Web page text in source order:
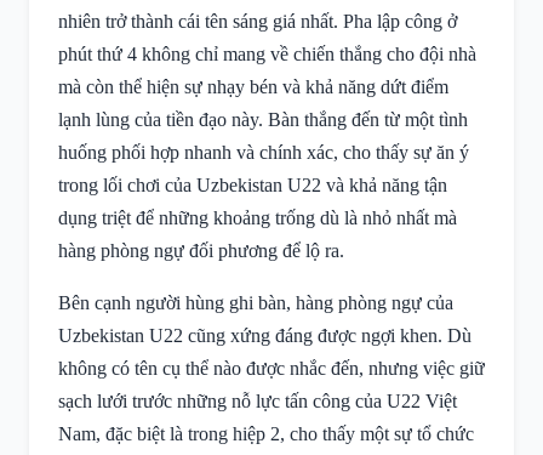
nhiên trở thành cái tên sáng giá nhất. Pha lập công ở
phút thứ 4 không chỉ mang về chiến thắng cho đội nhà
mà còn thể hiện sự nhạy bén và khả năng dứt điểm
lạnh lùng của tiền đạo này. Bàn thắng đến từ một tình
huống phối hợp nhanh và chính xác, cho thấy sự ăn ý
trong lối chơi của Uzbekistan U22 và khả năng tận
dụng triệt để những khoảng trống dù là nhỏ nhất mà
hàng phòng ngự đối phương để lộ ra.
Bên cạnh người hùng ghi bàn, hàng phòng ngự của
Uzbekistan U22 cũng xứng đáng được ngợi khen. Dù
không có tên cụ thể nào được nhắc đến, nhưng việc giữ
sạch lưới trước những nỗ lực tấn công của U22 Việt
Nam, đặc biệt là trong hiệp 2, cho thấy một sự tổ chức